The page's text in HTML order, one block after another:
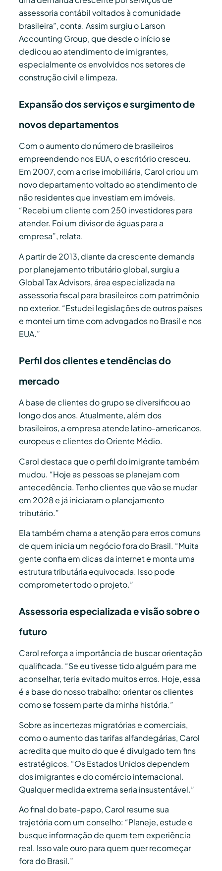
assessoria contábil voltados à comunidade
brasileira”, conta. Assim surgiu o Larson
Accounting Group, que desde o início se
dedicou ao atendimento de imigrantes,
especialmente os envolvidos nos setores de
construção civil e limpeza.
Expansão dos serviços e surgimento de
novos departamentos
Com o aumento do número de brasileiros
empreendendo nos EUA, o escritório cresceu.
Em 2007, com a crise imobiliária, Carol criou um
novo departamento voltado ao atendimento de
não residentes que investiam em imóveis.
“Recebi um cliente com 250 investidores para
atender. Foi um divisor de águas para a
empresa”, relata.
A partir de 2013, diante da crescente demanda
por planejamento tributário global, surgiu a
Global Tax Advisors, área especializada na
assessoria fiscal para brasileiros com patrimônio
no exterior. “Estudei legislações de outros países
e montei um time com advogados no Brasil e nos
EUA.”
Perfil dos clientes e tendências do
mercado
A base de clientes do grupo se diversificou ao
longo dos anos. Atualmente, além dos
brasileiros, a empresa atende latino-americanos,
europeus e clientes do Oriente Médio.
Carol destaca que o perfil do imigrante também
mudou. “Hoje as pessoas se planejam com
antecedência. Tenho clientes que vão se mudar
em 2028 e já iniciaram o planejamento
tributário.”
Ela também chama a atenção para erros comuns
de quem inicia um negócio fora do Brasil. “Muita
gente confia em dicas da internet e monta uma
estrutura tributária equivocada. Isso pode
comprometer todo o projeto.”
Assessoria especializada e visão sobre o
futuro
Carol reforça a importância de buscar orientação
qualificada. “Se eu tivesse tido alguém para me
aconselhar, teria evitado muitos erros. Hoje, essa
é a base do nosso trabalho: orientar os clientes
como se fossem parte da minha história.”
Sobre as incertezas migratórias e comerciais,
como o aumento das tarifas alfandegárias, Carol
acredita que muito do que é divulgado tem fins
estratégicos. “Os Estados Unidos dependem
dos imigrantes e do comércio internacional.
Qualquer medida extrema seria insustentável.”
Ao final do bate-papo, Carol resume sua
trajetória com um conselho: “Planeje, estude e
busque informação de quem tem experiência
real. Isso vale ouro para quem quer recomeçar
fora do Brasil.”